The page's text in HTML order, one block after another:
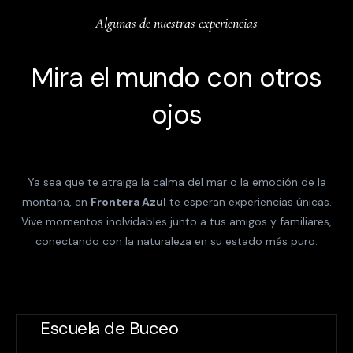
Algunas de nuestras experiencias
Mira el mundo con otros
ojos
Ya sea que te atraiga la calma del mar o la emoción de la
montaña, en Frontera Azul te esperan experiencias únicas.
Vive momentos inolvidables junto a tus amigos y familiares,
conectando con la naturaleza en su estado más puro.
Escuela de Buceo